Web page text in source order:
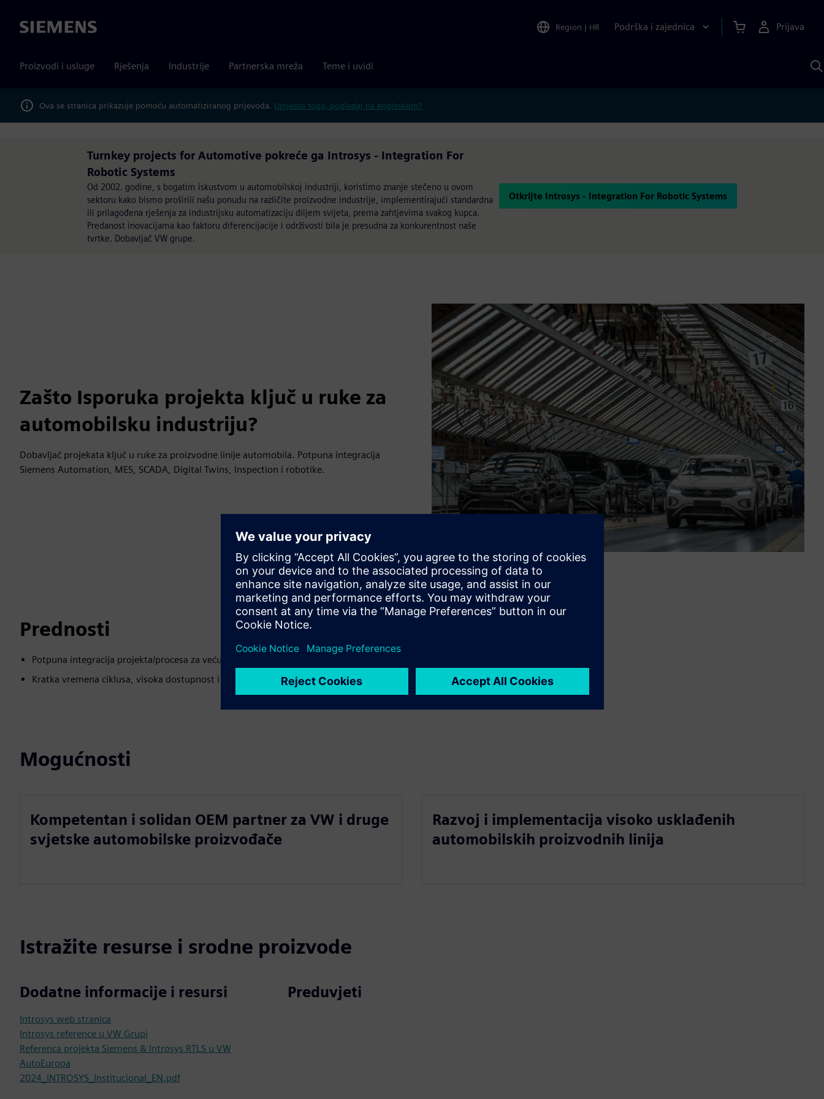
Siemens Region | HR Podrška i zajednica Prijava
Proizvodi i usluge Rješenja Industrije Partnerska mreža Teme i uvidi
Ova se stranica prikazuje pomoću automatiziranog prijevoda. Umjesto toga, pogledaj na engleskom?
Turnkey projects for Automotive pokreće ga Introsys - Integration For
Robotic Systems
Od 2002. godine, s bogatim iskustvom u automobilskoj industriji, koristimo znanje stečeno u ovom
sektoru kako bismo proširili našu ponudu na različite proizvodne industrije, implementirajući standardna
ili prilagođena rješenja za industrijsku automatizaciju diljem svijeta, prema zahtjevima svakog kupca.
Predanost inovacijama kao faktoru diferencijacije i održivosti bila je presudna za konkurentnost naše
tvrtke. Dobavljač VW grupe.
Otkrijte Introsys - Integration For Robotic Systems
Zašto Isporuka projekta ključ u ruke za
automobilsku industriju?
Dobavljač projekata ključ u ruke za proizvodne linije automobila. Potpuna integracija
Siemens Automation, MES, SCADA, Digital Twins, Inspection i robotike.
Prednosti
Potpuna integracija projekta/procesa za veću transparentnost
Kratka vremena ciklusa, visoka dostupnost i sigurnost rada
Mogućnosti
Kompetentan i solidan OEM partner za VW i druge
svjetske automobilske proizvođače
Razvoj i implementacija visoko usklađenih
automobilskih proizvodnih linija
Istražite resurse i srodne proizvode
Dodatne informacije i resursi
Introsys web stranica
Introsys reference u VW Grupi
Referenca projekta Siemens & Introsys RTLS u VW
AutoEuropa
2024_INTROSYS_Institucional_EN.pdf
Preduvjeti